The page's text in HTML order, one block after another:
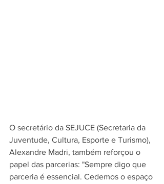
O secretário da SEJUCE (Secretaria da
Juventude, Cultura, Esporte e Turismo),
Alexandre Madri, também reforçou o
papel das parcerias: "Sempre digo que
parceria é essencial. Cedemos o espaço